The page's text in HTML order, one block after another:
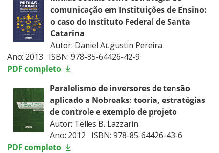
comunicação em Instituições de Ensino:
o caso do Instituto Federal de Santa
Catarina
Autor: Daniel Augustin Pereira
Ano: 2013 ISBN: 978-85-64426-42-9
PDF completo
Paralelismo de inversores de tensão
aplicado a Nobreaks: teoria, estratégias
de controle e exemplo de projeto
Autor: Telles B. Lazzarin
Ano: 2012 ISBN: 978-85-64426-43-6
PDF completo